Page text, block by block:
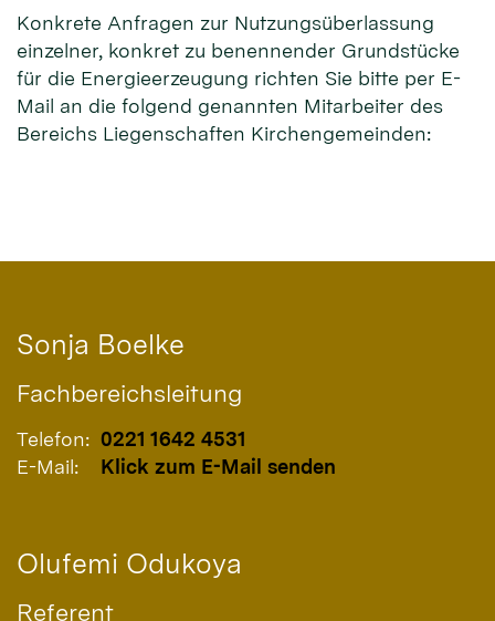
Konkrete Anfragen zur Nutzungsüberlassung
einzelner, konkret zu benennender Grundstücke
für die Energieerzeugung richten Sie bitte per E-
Mail an die folgend genannten Mitarbeiter des
Bereichs Liegenschaften Kirchengemeinden:
Sonja Boelke
Fachbereichsleitung
Telefon: 0221 1642 4531
E-Mail:
Klick zum E-Mail senden
Olufemi Odukoya
Referent